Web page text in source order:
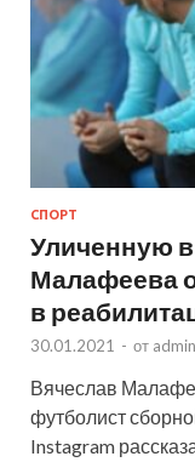
СПОРТ
Уличенную в
Малафеева
в
30.01.2021 - от admin
Вячеслав
футболист
Instagram